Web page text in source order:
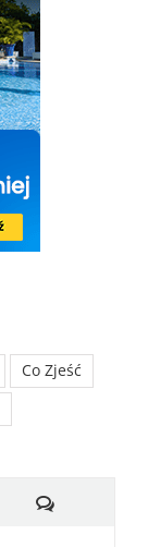
Co Zjeść
Komentarze